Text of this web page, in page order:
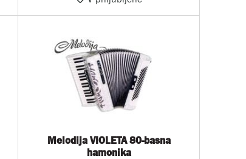
Melodija VIOLETA 80-basna
hamonika